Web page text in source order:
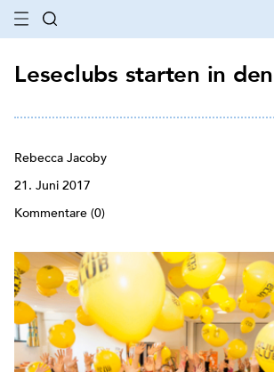
Leseclubs starten in
Rebecca Jacoby
21. Juni 2017
Kommentare (0)